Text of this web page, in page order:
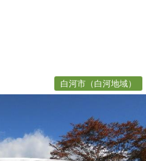
白河市（白河地域）